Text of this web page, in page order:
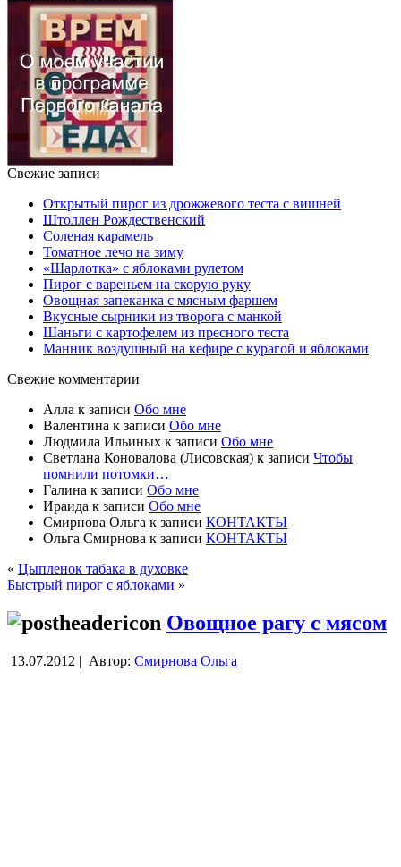
Свежие записи
Открытый пирог из дрожжевого теста с вишней
Штоллен Рождественский
Соленая карамель
Томатное лечо на зиму
«Шарлотка» с яблоками рулетом
Пирог с вареньем на скорую руку
Овощная запеканка с мясным фаршем
Вкусные сырники из творога с манкой
Шаньги с картофелем из пресного теста
Манник воздушный на кефире с курагой и яблоками
Свежие комментарии
Алла к записи Обо мне
Валентина к записи Обо мне
Людмила Ильиных к записи Обо мне
Светлана Коновалова (Лисовская) к записи Чтобы
помнили потомки…
Галина к записи Обо мне
Ираида к записи Обо мне
Смирнова Ольга к записи КОНТАКТЫ
Ольга Смирнова к записи КОНТАКТЫ
« Цыпленок табака в духовке
Быстрый пирог с яблоками »
Овощное рагу с мясом
13.07.2012 | Автор: Смирнова Ольга